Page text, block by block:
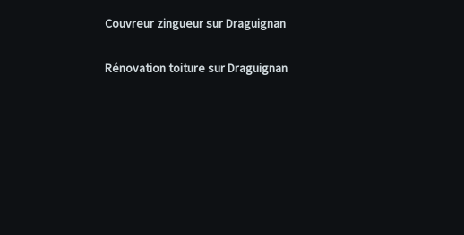
Couvreur zingueur sur Draguignan
Rénovation toiture sur Draguignan